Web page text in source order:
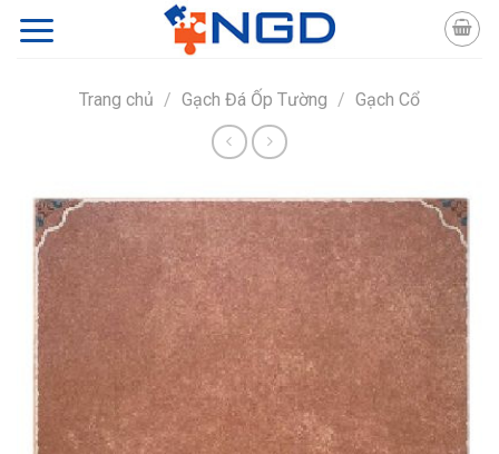
Trang chủ / Gạch Đá Ốp Tường / Gạch Cổ